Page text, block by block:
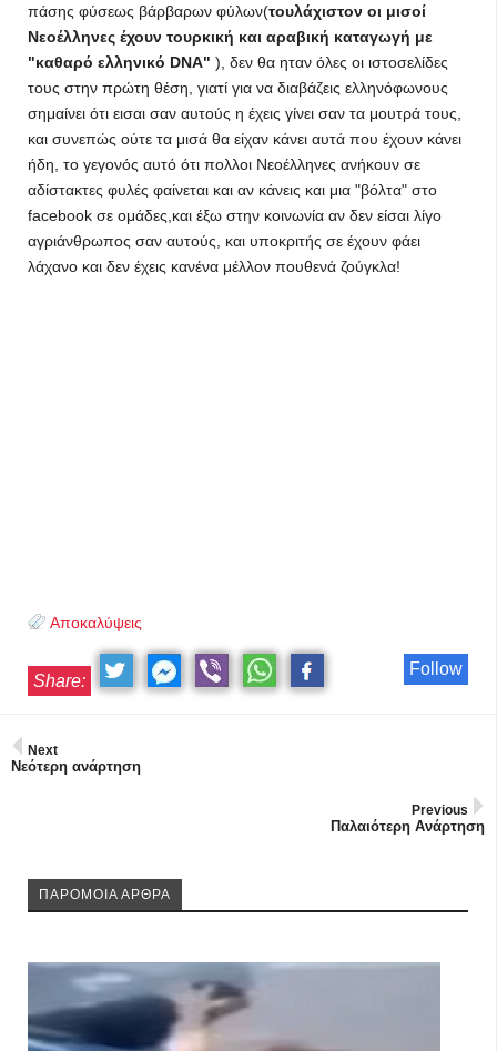
πάσης φύσεως βάρβαρων φύλων(τουλάχιστον οι μισοί
Νεοέλληνες έχουν τουρκική και αραβική καταγωγή με
"καθαρό ελληνικό DNA" ), δεν θα ηταν όλες οι ιστοσελίδες
τους στην πρώτη θέση, γιατί για να διαβάζεις ελληνόφωνους
σημαίνει ότι εισαι σαν αυτούς η έχεις γίνει σαν τα μουτρά τους,
και συνεπώς ούτε τα μισά θα είχαν κάνει αυτά που έχουν κάνει
ήδη, το γεγονός αυτό ότι πολλοι Νεοέλληνες ανήκουν σε
αδίστακτες φυλές φαίνεται και αν κάνεις και μια "βόλτα" στο
facebook σε ομάδες,και έξω στην κοινωνία αν δεν είσαι λίγο
αγριάνθρωπος σαν αυτούς, και υποκριτής σε έχουν φάει
λάχανο και δεν έχεις κανένα μέλλον πουθενά ζούγκλα!
Αποκαλύψεις
Follow
Share:
Next
Νεότερη ανάρτηση
Previous
Παλαιότερη Ανάρτηση
ΠΑΡΟΜΟΙΑ ΑΡΘΡΑ